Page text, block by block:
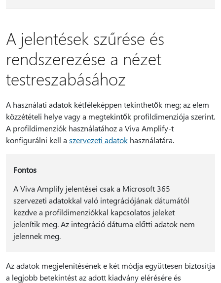
A jelentések szűrése és
rendszerezése a nézet
testreszabásához
A használati adatok kétféleképpen tekinthetők meg; az elem
közzétételi helye vagy a megtekintők profildimenziója szerint.
A profildimenziók használatához a Viva Amplify-t
konfigurálni kell a szervezeti adatok használatára.
Fontos
A Viva Amplify jelentései csak a Microsoft 365
szervezeti adatokkal való integrációjának dátumától
kezdve a profildimenziókkal kapcsolatos jeleket
jelenítik meg. Az integráció dátuma előtti adatok nem
jelennek meg.
Az adatok megjelenítésének e két módja együttesen biztosítja
a legjobb betekintést az adott kiadvány elérésére és